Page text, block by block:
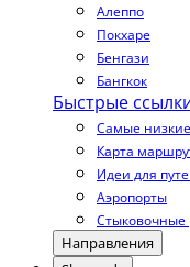
Алеппо
Покхаре
Бенгази
Бангкок
Быстрые
Самые
Карта
Идеи для
Аэропорты
Стыковочные
Направления